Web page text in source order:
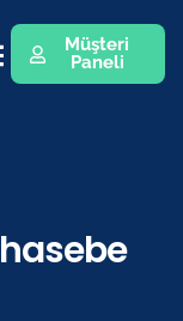
Müşteri
Paneli